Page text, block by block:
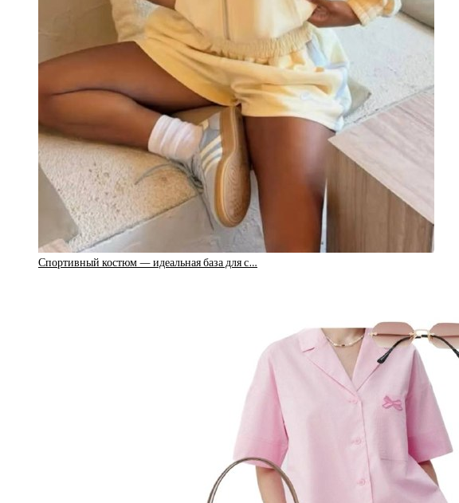
Спортивный костюм — идеальная база для с…